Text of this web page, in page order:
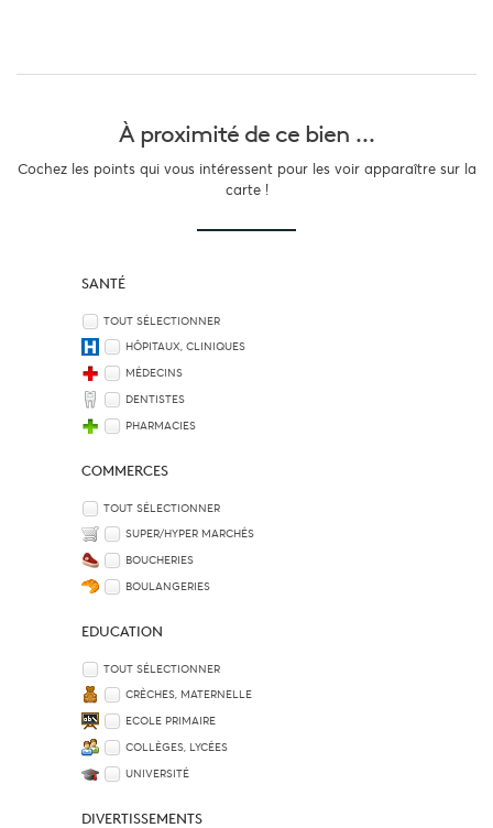
À proximité de ce bien ...
Cochez les points qui vous intéressent pour les voir apparaître sur la
carte !
SANTÉ
TOUT SÉLECTIONNER
HÔPITAUX, CLINIQUES
MÉDECINS
DENTISTES
PHARMACIES
COMMERCES
TOUT SÉLECTIONNER
SUPER/HYPER MARCHÉS
BOUCHERIES
BOULANGERIES
EDUCATION
TOUT SÉLECTIONNER
CRÈCHES, MATERNELLE
ECOLE PRIMAIRE
COLLÈGES, LYCÉES
UNIVERSITÉ
DIVERTISSEMENTS